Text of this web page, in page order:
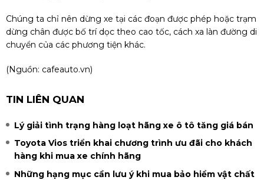
Chúng ta chỉ nên dừng xe tại các đoạn được phép hoặc trạm
dừng chân được bố trí dọc theo cao tốc, cách xa làn đường di
chuyển của các phương tiện khác.
(Nguồn: cafeauto.vn)
TIN LIÊN QUAN
Lý giải tình trạng hàng loạt hãng xe ô tô tăng giá bán
Toyota Vios triển khai chương trình ưu đãi cho khách
hàng khi mua xe chính hãng
Những hạng mục cần lưu ý khi mua bảo hiểm vật chất